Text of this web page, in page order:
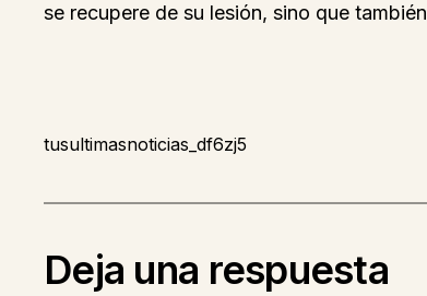
se recupere de su lesión, sino que
tusultimasnoticias_df6zj5
Deja una respuesta